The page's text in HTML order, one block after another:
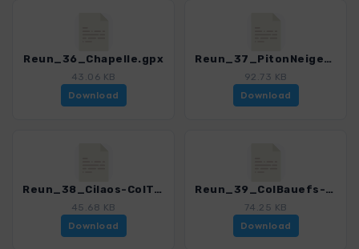
Reun_36_Chapelle.gpx
43.06 KB
Download
Reun_37_PitonNeiges.gpx
92.73 KB
Download
Reun_38_Cilaos-ColTaibit-Marla.gpx
45.68 KB
Download
Reun_39_ColBauefs-Nouvelle.gpx
74.25 KB
Download